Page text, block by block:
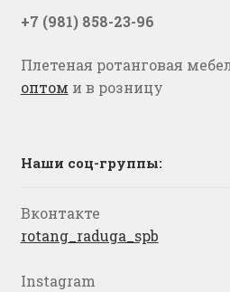
+7 (981) 858-23-96
Плетеная ротанговая
оптом и в розницу
Наши соц-группы:
Вконтакте
rotang_raduga_spb
Instagram